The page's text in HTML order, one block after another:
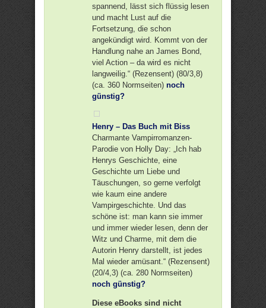
spannend, lässt sich flüssig lesen
und macht Lust auf die
Fortsetzung, die schon
angekündigt wird. Kommt von der
Handlung nahe an James Bond,
viel Action – da wird es nicht
langweilig.“ (Rezensent) (80/3,8)
(ca. 360 Normseiten) noch
günstig?
Henry – Das Buch mit Biss
Charmante Vampirromanzen-
Parodie von Holly Day: „Ich hab
Henrys Geschichte, eine
Geschichte um Liebe und
Täuschungen, so gerne verfolgt
wie kaum eine andere
Vampirgeschichte. Und das
schöne ist: man kann sie immer
und immer wieder lesen, denn der
Witz und Charme, mit dem die
Autorin Henry darstellt, ist jedes
Mal wieder amüsant.“ (Rezensent)
(20/4,3) (ca. 280 Normseiten)
noch günstig?
Diese eBooks sind nicht